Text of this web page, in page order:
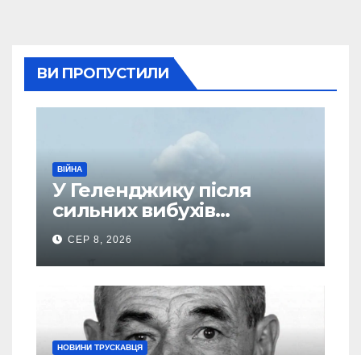
ВИ ПРОПУСТИЛИ
ВІЙНА
У Геленджику після
сильних вибухів
почалася масова
евакуація
СЕР 8, 2026
НОВИНИ ТРУСКАВЦЯ